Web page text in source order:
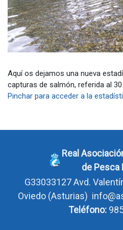
Aquí os dejamos una nueva
capturas de salmón, referida al 30
Pinchar para acceder a la
Real
de Pesca
G33033127Avd.
Oviedo (Asturias)
Teléfono: